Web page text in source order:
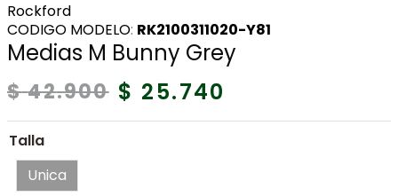
Rockford
: RK2100311020-Y81
Medias M Bunny Grey
$ 42.900 $ 25.740
Talla
Unica
4.
camisa
5.
medias
6.
morral
7.
tenis
8.
botas
9.
tarjetero